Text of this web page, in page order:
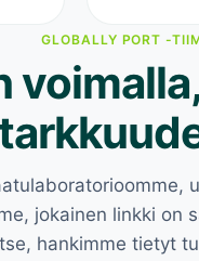
GLOBALLY PORT -
jokainen linkki on
hankimme tietyt